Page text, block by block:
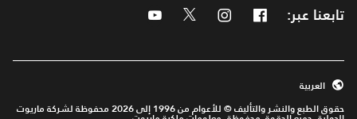
تابعنا عبر: Facebook
Instagram
Twitter
حقوق الطبع والنشر والتأليف © للأعوام من 1996 إلى 2026 محفوظة لشركة ماريوت
العربية